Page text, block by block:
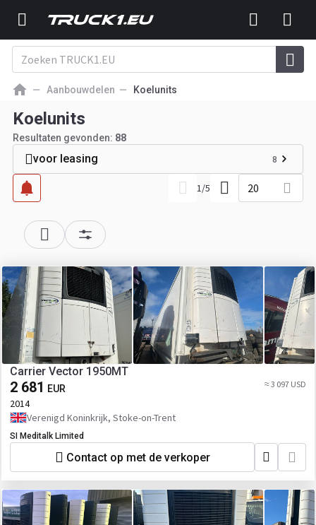
Aanbouwdelen Koelunits
Koelunits
Resultaten gevonden: 88
voor leasing 8
1/5 20
Carrier Vector 1950MT
2 681 EUR ≈ 3 097 USD
2014
Verenigd Koninkrijk, Stoke-on-Trent
SI Meditalk Limited
Contact op met de verkoper